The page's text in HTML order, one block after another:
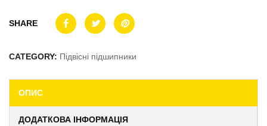
SHARE
CATEGORY: Підвісні підшипники
ОПИС
ДОДАТКОВА ІНФОРМАЦІЯ